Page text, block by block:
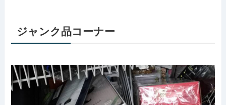
ジャンク品コーナー